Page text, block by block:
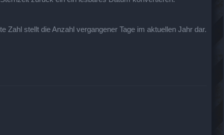
Zahl stellt die Anzahl vergangener Tage im aktuellen Jahr dar.